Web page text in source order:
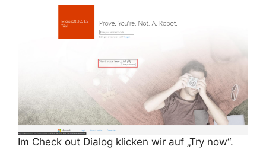
Im Check out Dialog klicken wir auf „Try now“.